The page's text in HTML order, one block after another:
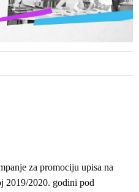
za promociju upisa na
2019/2020. godini pod